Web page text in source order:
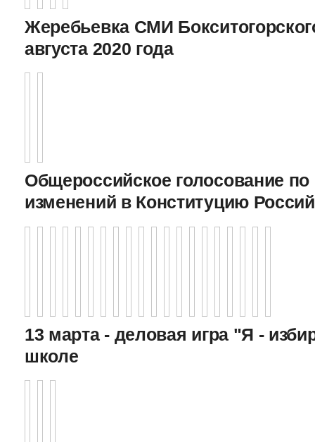
Жеребьевка СМИ
августа 2020 года
Общероссийское голосование
изменений в Конституцию
13 марта - деловая игра "Я -
школе